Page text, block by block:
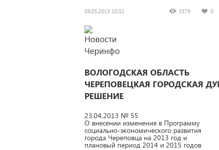
08.05.2013 10:32 3379 0
ВОЛОГОДСКАЯ ОБЛАСТЬ
ЧЕРЕПОВЕЦКАЯ ГОРОДСКАЯ
РЕШЕНИЕ
23.04.2013 № 55
О внесении изменения в Программу
социально-экономического развития
города Череповца на 2013 год и
плановый период 2014 и 2015 годов